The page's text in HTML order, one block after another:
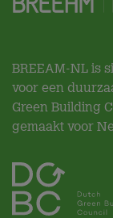
BREEAM-NL is
voor een
Green Building
gemaakt voor